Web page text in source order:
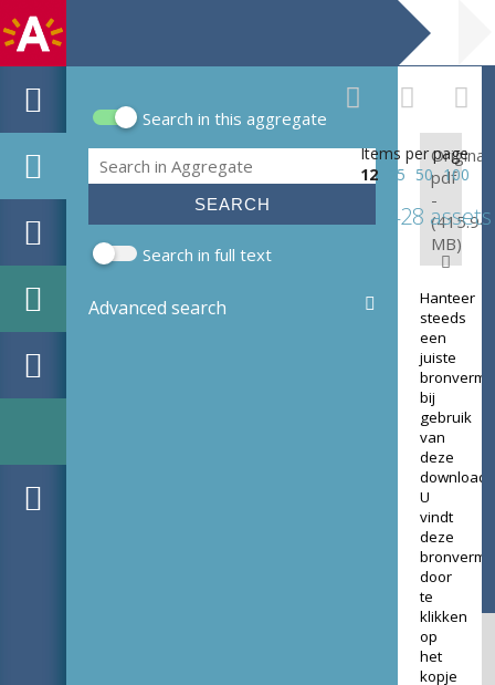
Search form
Search in this aggregate
Search
Search in full text
Advanced search
Items per page
12
25 50 100
428 assets
Original:
pdf
-
(415.94
MB)
Hanteer
steeds
een
juiste
bij
gebruik
van
deze
download.
U
vindt
deze
door
te
klikken
op
het
kopje